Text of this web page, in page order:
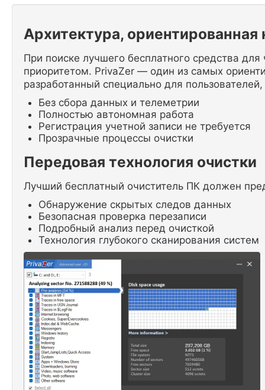
Архитектура,
При поиске лучшего бесплатного средства
приоритетом. PrivaZer — один из самых
разработанный специально для
Без сбора данных и телеметрии
Полностью автономная работа
Регистрация учетной записи не требуется
Прозрачные процессы очистки
Передовая технология очистки
Лучший бесплатный очиститель ПК должен
Обнаружение скрытых следов данных
Безопасная проверка перезаписи
Подробный анализ перед очисткой
Технология глубокого сканирования систем